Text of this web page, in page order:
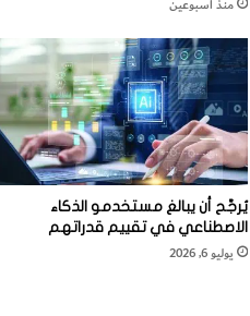
منذ أسبوعين
يُرجَّح أن يبالغ مستخدمو الذكاء
الاصطناعي في تقييم قدراتهم
يوليو 6, 2026